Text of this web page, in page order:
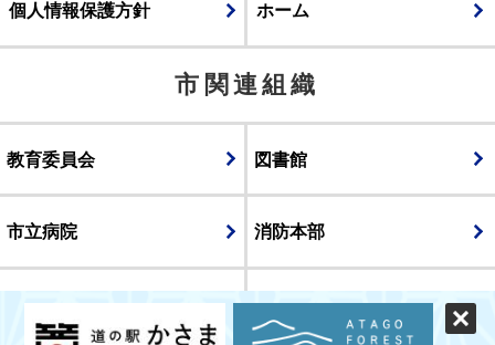
個人情報保護方針 ホーム
市関連組織
教育委員会 図書館
市立病院 消防本部
議会